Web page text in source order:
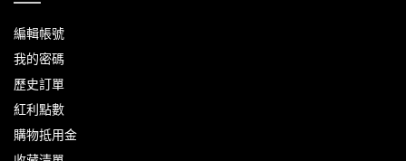
編輯帳號
我的密碼
歷史訂單
紅利點數
購物抵用金